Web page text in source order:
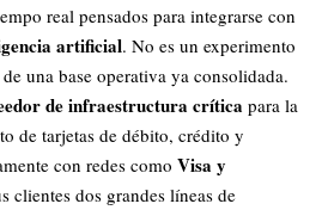
real pensados para integrarse con
artificial. No es un experimento
una base operativa ya consolidada.
de infraestructura crítica para la
de tarjetas de débito, crédito y
con redes como Visa y
clientes dos grandes líneas de